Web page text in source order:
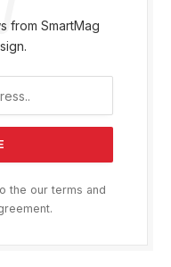
from SmartMag
the our terms and